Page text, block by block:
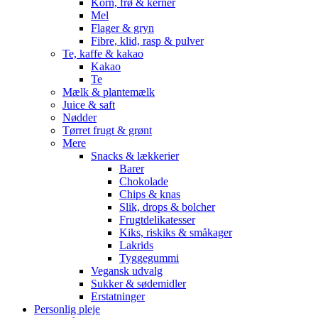
Korn, frø & kerner
Mel
Flager & gryn
Fibre, klid, rasp & pulver
Te, kaffe & kakao
Kakao
Te
Mælk & plantemælk
Juice & saft
Nødder
Tørret frugt & grønt
Mere
Snacks & lækkerier
Barer
Chokolade
Chips & knas
Slik, drops & bolcher
Frugtdelikatesser
Kiks, riskiks & småkager
Lakrids
Tyggegummi
Vegansk udvalg
Sukker & sødemidler
Erstatninger
Personlig pleje